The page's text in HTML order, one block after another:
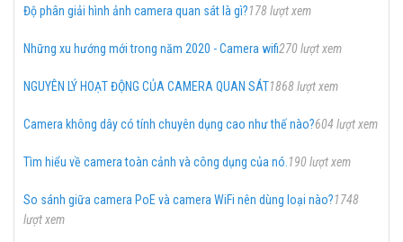
Độ phân giải hình ảnh camera quan sát là gì?178 lượt xem
Những xu hướng mới trong năm 2020 - Camera wifi270 lượt xem
NGUYÊN LÝ HOẠT ĐỘNG CỦA CAMERA QUAN SÁT1868 lượt xem
Camera không dây có tính chuyên dụng cao như thế nào?604 lượt xem
Tìm hiểu về camera toàn cảnh và công dụng của nó. 190 lượt xem
So sánh giữa camera PoE và camera WiFi nên dùng loại nào?1748
lượt xem